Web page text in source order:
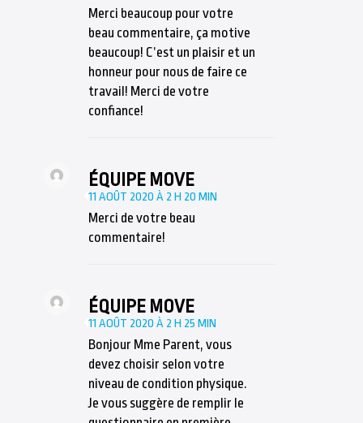
Merci beaucoup pour votre
beau commentaire, ça motive
beaucoup! C’est un plaisir et un
honneur pour nous de faire ce
travail! Merci de votre
confiance!
ÉQUIPE MOVE
11 AOÛT 2020 À 2 H 20 MIN
Merci de votre beau
commentaire!
ÉQUIPE MOVE
11 AOÛT 2020 À 2 H 25 MIN
Bonjour Mme Parent, vous
devez choisir selon votre
niveau de condition physique.
Je vous suggère de remplir le